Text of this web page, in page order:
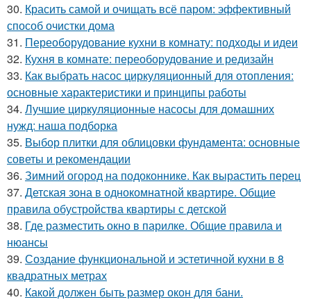
30. Красить самой и очищать всё паром: эффективный
способ очистки дома
31. Переоборудование кухни в комнату: подходы и идеи
32. Кухня в комнате: переоборудование и редизайн
33. Как выбрать насос циркуляционный для отопления:
основные характеристики и принципы работы
34. Лучшие циркуляционные насосы для домашних
нужд: наша подборка
35. Выбор плитки для облицовки фундамента: основные
советы и рекомендации
36. Зимний огород на подоконнике. Как вырастить перец
37. Детская зона в однокомнатной квартире. Общие
правила обустройства квартиры с детской
38. Где разместить окно в парилке. Общие правила и
нюансы
39. Создание функциональной и эстетичной кухни в 8
квадратных метрах
40. Какой должен быть размер окон для бани.